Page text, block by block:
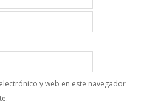
y web en este navegador